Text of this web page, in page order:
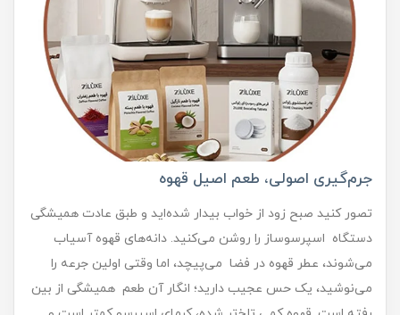
جرم‌گیری اصولی، طعم اصیل قهوه
تصور کنید صبح زود از خواب بیدار شده‌اید و طبق عادت همیشگی
دستگاه اسپرسوساز را روشن می‌کنید. دانه‌های قهوه آسیاب
می‌شوند، عطر قهوه در فضا می‌پیچد، اما وقتی اولین جرعه را
می‌نوشید، یک حس عجیب دارید؛ انگار آن طعم همیشگی از بین